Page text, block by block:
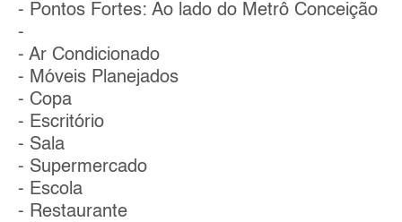
- Pontos Fortes: Ao lado do Metrô Conceição
-
- Ar Condicionado
- Móveis Planejados
- Copa
- Escritório
- Sala
- Supermercado
- Escola
- Restaurante